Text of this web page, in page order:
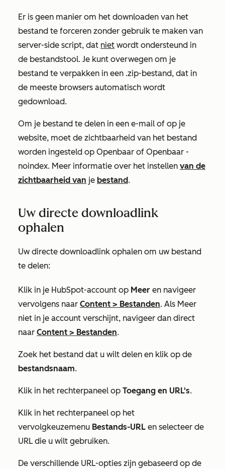
Er is geen manier om het downloaden van het
bestand te forceren zonder gebruik te maken van
server-side script, dat niet wordt ondersteund in
de bestandstool. Je kunt overwegen om je
bestand te verpakken in een .zip-bestand, dat in
de meeste browsers automatisch wordt
gedownload.
Om je bestand te delen in een e-mail of op je
website, moet de zichtbaarheid van het bestand
worden ingesteld op Openbaar of Openbaar -
noindex. Meer informatie over het instellen van de
zichtbaarheid van je bestand.
Uw directe downloadlink
ophalen
Uw directe downloadlink ophalen om uw bestand
te delen:
Klik in je HubSpot-account op Meer en navigeer
vervolgens naar Content > Bestanden. Als Meer
niet in je account verschijnt, navigeer dan direct
naar Content > Bestanden.
Zoek het bestand dat u wilt delen en klik op de
bestandsnaam.
Klik in het rechterpaneel op Toegang en URL's.
Klik in het rechterpaneel op het
vervolgkeuzemenu Bestands-URL en selecteer de
URL die u wilt gebruiken.
De verschillende URL-opties zijn gebaseerd op de